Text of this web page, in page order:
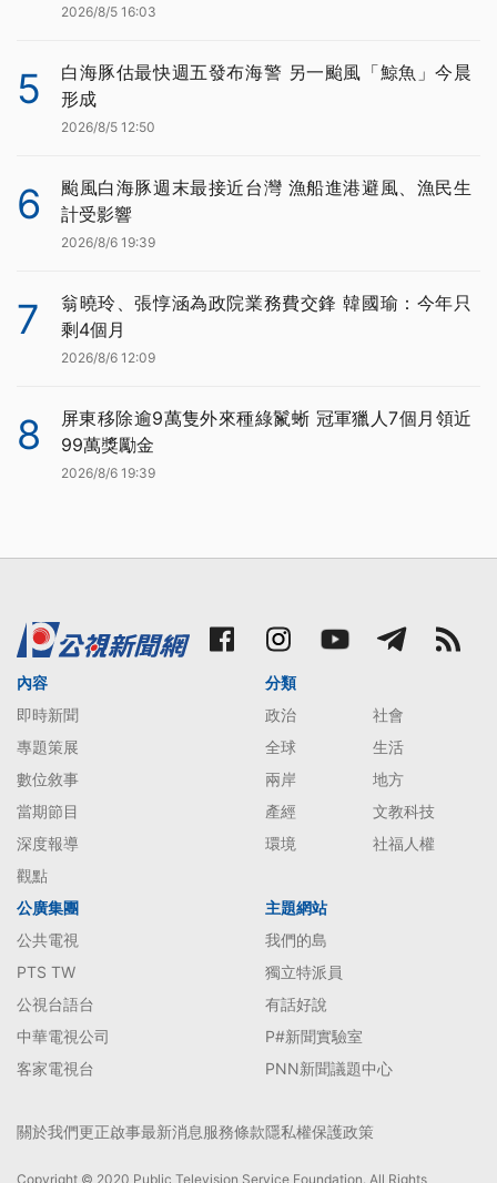
2026/8/5 16:03
5
白海豚估最快週五發布海警 另一颱風「鯨魚」今晨
形成
2026/8/5 12:50
6
颱風白海豚週末最接近台灣 漁船進港避風、漁民生
計受影響
2026/8/6 19:39
7
翁曉玲、張惇涵為政院業務費交鋒 韓國瑜：今年只
剩4個月
2026/8/6 12:09
8
屏東移除逾9萬隻外來種綠鬣蜥 冠軍獵人7個月領近
99萬獎勵金
2026/8/6 19:39
內容
即時新聞
專題策展
數位敘事
當期節目
深度報導
觀點
分類
政治
社會
全球
生活
兩岸
地方
產經
文教科技
環境
社福人權
公廣集團
公共電視
PTS TW
公視台語台
中華電視公司
客家電視台
主題網站
我們的島
獨立特派員
有話好說
P#新聞實驗室
PNN新聞議題中心
關於我們更正啟事最新消息服務條款隱私權保護政策
Copyright © 2020 Public Television Service Foundation. All Rights